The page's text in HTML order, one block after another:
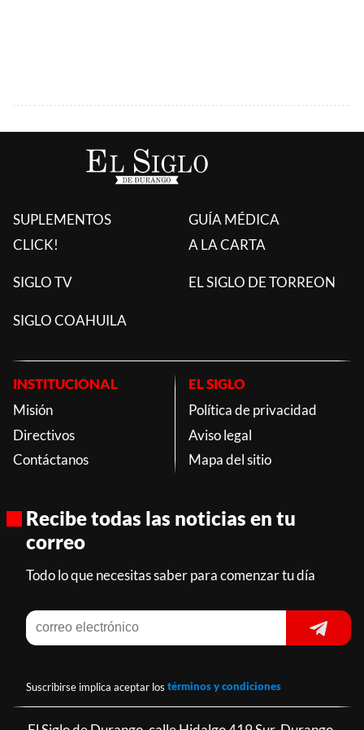
SUPLEMENTOS
CLICK!
GUÍA MÉDICA
A LA CARTA
SIGLO TV EL SIGLO DE TORREON
SIGLO COAHUILA
INSTITUCIONAL
Misión
Directivos
Contáctanos
EL SIGLO
Política de privacidad
Aviso legal
Mapa del sitio
Recibe todas las noticias en tu
correo
Todo lo que necesitas saber para comenzar tu día
Suscribirse implica aceptar los términos y condiciones